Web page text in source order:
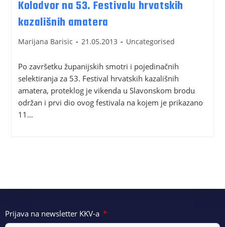
Kolodvor na 53. Festivalu hrvatskih
kazališnih amatera
Marijana Barisic 21.05.2013 Uncategorised
Po završetku županijskih smotri i pojedinačnih
selektiranja za 53. Festival hrvatskih kazališnih
amatera, proteklog je vikenda u Slavonskom brodu
održan i prvi dio ovog festivala na kojem je prikazano
11…
Prijava na newsletter KKV-a